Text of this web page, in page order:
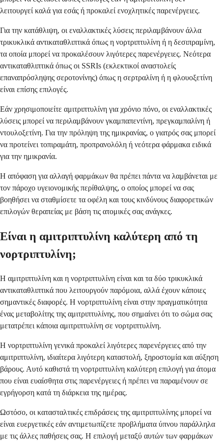
λειτουργεί καλά για εσάς ή προκαλεί ενοχλητικές παρενέργειες.
Για την κατάθλιψη, οι εναλλακτικές λύσεις περιλαμβάνουν άλλα
τρικυκλικά αντικαταθλιπτικά όπως η νορτριπτυλίνη ή η δεσιπραμίνη,
τα οποία μπορεί να προκαλέσουν λιγότερες παρενέργειες. Νεότερα
αντικαταθλιπτικά όπως οι SSRIs (εκλεκτικοί αναστολείς
επαναπρόσληψης σεροτονίνης) όπως η σερτραλίνη ή η φλουοξετίνη
είναι επίσης επιλογές.
Εάν χρησιμοποιείτε αμιτριπτυλίνη για χρόνιο πόνο, οι εναλλακτικές
λύσεις μπορεί να περιλαμβάνουν γκαμπαπεντίνη, πρεγκαμπαλίνη ή
ντουλοξετίνη. Για την πρόληψη της ημικρανίας, ο γιατρός σας μπορεί
να προτείνει τοπιραμάτη, προπρανολόλη ή νεότερα φάρμακα ειδικά
για την ημικρανία.
Η απόφαση για αλλαγή φαρμάκων θα πρέπει πάντα να λαμβάνεται με
τον πάροχο υγειονομικής περίθαλψης, ο οποίος μπορεί να σας
βοηθήσει να σταθμίσετε τα οφέλη και τους κινδύνους διαφορετικών
επιλογών θεραπείας με βάση τις ατομικές σας ανάγκες.
Είναι η αμιτριπτυλίνη καλύτερη από τη
νορτριπτυλίνη;
Η αμιτριπτυλίνη και η νορτριπτυλίνη είναι και τα δύο τρικυκλικά
αντικαταθλιπτικά που λειτουργούν παρόμοια, αλλά έχουν κάποιες
σημαντικές διαφορές. Η νορτριπτυλίνη είναι στην πραγματικότητα
ένας μεταβολίτης της αμιτριπτυλίνης, που σημαίνει ότι το σώμα σας
μετατρέπει κάποια αμιτριπτυλίνη σε νορτριπτυλίνη.
Η νορτριπτυλίνη γενικά προκαλεί λιγότερες παρενέργειες από την
αμιτριπτυλίνη, ιδιαίτερα λιγότερη καταστολή, ξηροστομία και αύξηση
βάρους. Αυτό καθιστά τη νορτριπτυλίνη καλύτερη επιλογή για άτομα
που είναι ευαίσθητα στις παρενέργειες ή πρέπει να παραμένουν σε
εγρήγορση κατά τη διάρκεια της ημέρας.
Ωστόσο, οι κατασταλτικές επιδράσεις της αμιτριπτυλίνης μπορεί να
είναι ευεργετικές εάν αντιμετωπίζετε προβλήματα ύπνου παράλληλα
με τις άλλες παθήσεις σας. Η επιλογή μεταξύ αυτών των φαρμάκων